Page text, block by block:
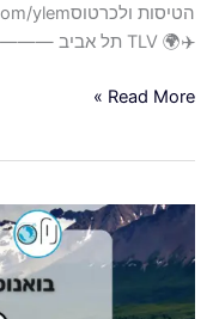
✈️🌍 TLV תל אביב ——————- קונקשן בפריז
Read More »
חגי
בארגנטינה,טיסות
לבואנוס